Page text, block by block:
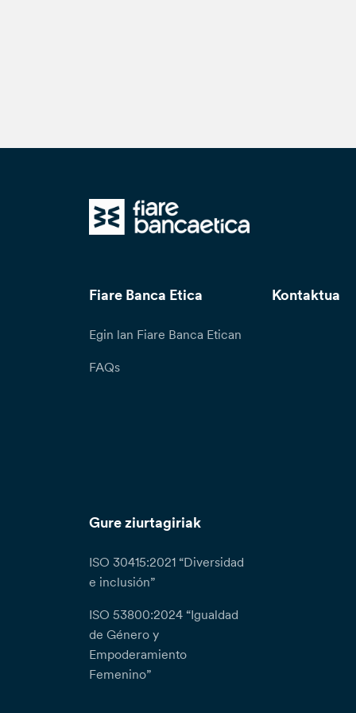
Fiare Banca Etica
Egin lan Fiare Banca Etican
FAQs
Kontaktua
Gure ziurtagiriak
ISO 30415:2021 “Diversidad
e inclusión”
ISO 53800:2024 “Igualdad
de Género y
Empoderamiento
Femenino”